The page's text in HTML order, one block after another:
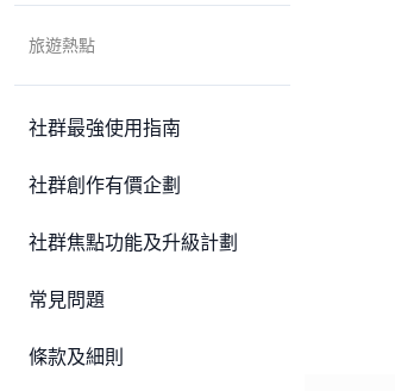
旅遊熱點
社群最強使用指南
社群創作有價企劃
社群焦點功能及升級計劃
常見問題
條款及細則